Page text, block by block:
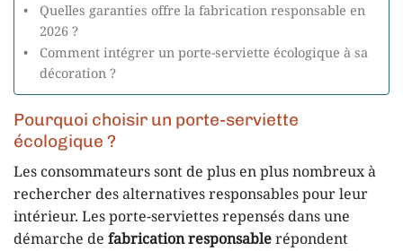
Quelles garanties offre la fabrication responsable en
2026 ?
Comment intégrer un porte-serviette écologique à sa
décoration ?
Pourquoi choisir un porte-serviette
écologique ?
Les consommateurs sont de plus en plus nombreux à
rechercher des alternatives responsables pour leur
intérieur. Les porte-serviettes repensés dans une
démarche de fabrication responsablerépondent